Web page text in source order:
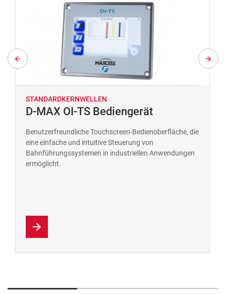
STANDARDKERNWELLEN
D-MAX OI-TS Bediengerät
Benutzerfreundliche Touchscreen-Bedienoberfläche, die
eine einfache und intuitive Steuerung von
Bahnführungssystemen in industriellen Anwendungen
ermöglicht.